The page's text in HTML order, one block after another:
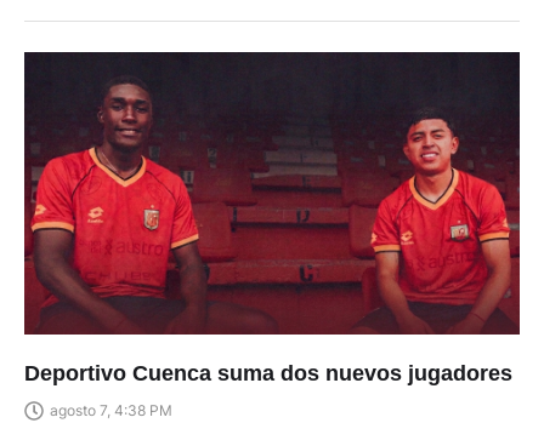
Deportivo Cuenca suma dos nuevos jugadores
agosto 7, 4:38 PM